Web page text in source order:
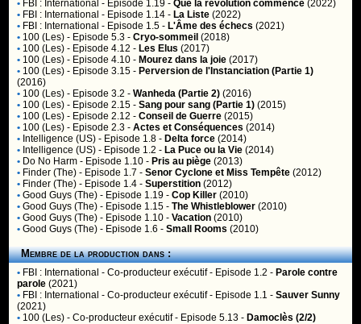
• FBI : International - Episode 1.19 -Que la révolution commence (2022)
• FBI : International - Episode 1.14 - La Liste (2022)
• FBI : International - Episode 1.5 - L'Âme des échecs (2021)
• 100 (Les) - Episode 5.3 -Cryo-sommeil (2018)
• 100 (Les) - Episode 4.12 - Les Elus (2017)
• 100 (Les) - Episode 4.10 - Mourez dans la joie (2017)
• 100 (Les) - Episode 3.15 - Perversion de l'Instanciation (Partie 1)
(2016)
• 100 (Les) - Episode 3.2 -Wanheda (Partie 2) (2016)
• 100 (Les) - Episode 2.15 -Sang pour sang (Partie 1) (2015)
• 100 (Les) - Episode 2.12 -Conseil de Guerre (2015)
• 100 (Les) - Episode 2.3 -Actes et Conséquences (2014)
• Intelligence (US) - Episode 1.8 - Delta force (2014)
• Intelligence (US) - Episode 1.2 - La Puce ou la Vie (2014)
• Do No Harm - Episode 1.10 - Pris au piège (2013)
• Finder (The) - Episode 1.7 -Senor Cyclone et Miss Tempête (2012)
• Finder (The) - Episode 1.4 -Superstition (2012)
• Good Guys (The) - Episode 1.19 -Cop Killer (2010)
• Good Guys (The) - Episode 1.15 -The Whistleblower (2010)
• Good Guys (The) - Episode 1.10 -Vacation (2010)
• Good Guys (The) - Episode 1.6 -Small Rooms (2010)
Membre de la production dans :
• FBI : International - Co-producteur exécutif - Episode 1.2 - Parole contre
parole (2021)
• FBI : International - Co-producteur exécutif - Episode 1.1 -Sauver Sunny
(2021)
• 100 (Les) - Co-producteur exécutif - Episode 5.13 - Damoclès (2/2)